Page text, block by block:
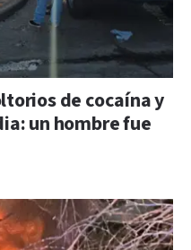
de cocaína y
un hombre fue